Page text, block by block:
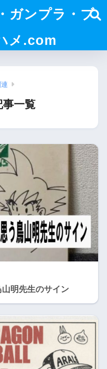
ガンプラ・ブ
メ.com
事一覧
明先生のサイン